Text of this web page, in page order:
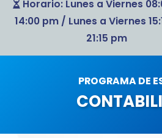
Horario: Lunes a Viernes
14:00 pm / Lunes a Viernes
21:15 pm
PROGRAMA DE